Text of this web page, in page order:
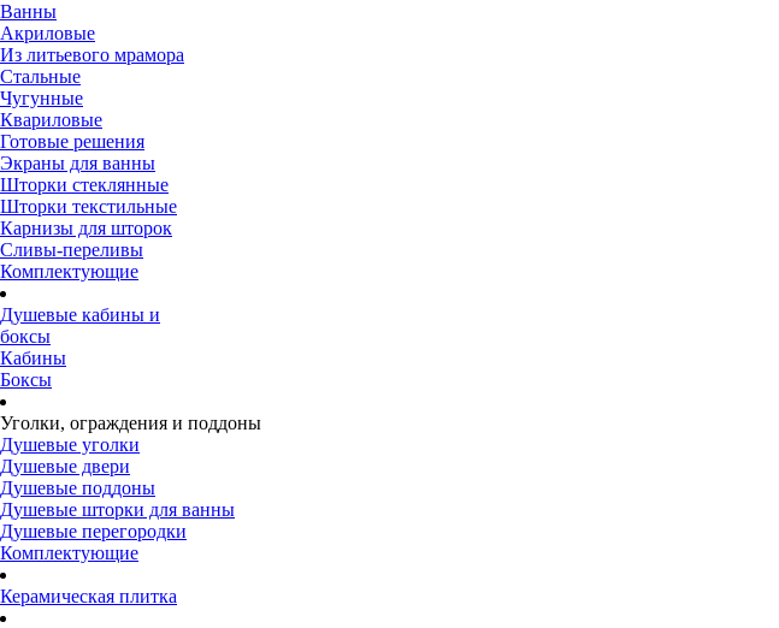
Ванны
Акриловые
Из литьевого мрамора
Стальные
Чугунные
Квариловые
Готовые решения
Экраны для ванны
Шторки стеклянные
Шторки текстильные
Карнизы для шторок
Сливы-переливы
Комплектующие
Душевые кабины и
боксы
Кабины
Боксы
Уголки, ограждения и поддоны
Душевые уголки
Душевые двери
Душевые поддоны
Душевые шторки для ванны
Душевые перегородки
Комплектующие
Керамическая плитка